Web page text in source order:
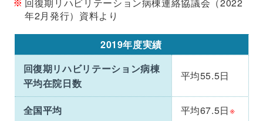
年2月発行）資料より
2019年度実績
回復期リハビリテーション病棟
平均在院日数
平均55.5日
全国平均 平均67.5日※